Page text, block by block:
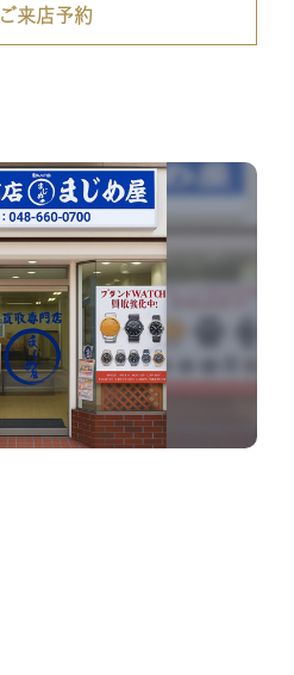
ご来店予約